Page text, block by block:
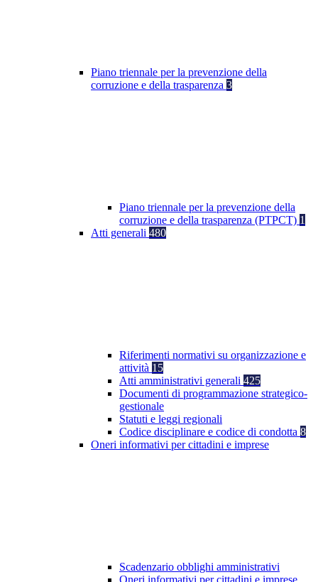
Piano triennale per la prevenzione della
corruzione e della trasparenza 3
Piano triennale per la prevenzione della
corruzione e della trasparenza (PTPCT) 1
Atti generali 480
Riferimenti normativi su organizzazione e
attività 15
Atti amministrativi generali 425
Documenti di programmazione strategico-
gestionale
Statuti e leggi regionali
Codice disciplinare e codice di condotta 8
Oneri informativi per cittadini e imprese
Scadenzario obblighi amministrativi